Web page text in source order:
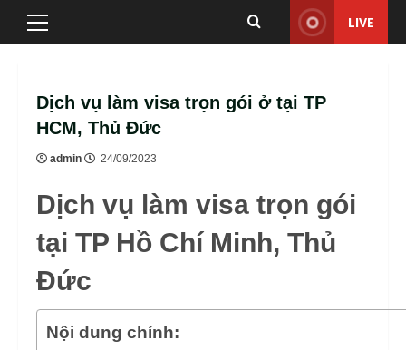
Skip
Primary
LIVE
Dịch vụ làm visa trọn gói ở tại TP
HCM, Thủ Đức
admin 24/09/2023
Dịch vụ làm visa trọn gói
tại TP Hồ Chí Minh, Thủ
Đức
Nội dung chính: